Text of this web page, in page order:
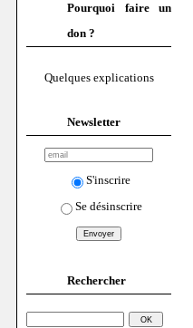
Pourquoi faire un
don ?
Quelques explications
Newsletter
S'inscrire
Se désinscrire
Rechercher